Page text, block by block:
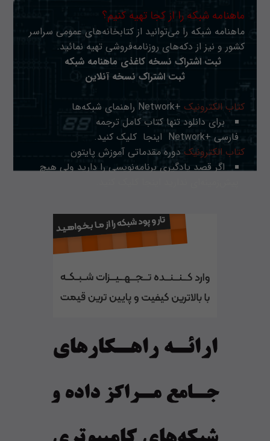
ماهنامه شبکه را از کجا تهیه کنیم؟
ماهنامه شبکه را می‌توانید از کتابخانه‌های عمومی سراسر
کشور و نیز از دکه‌های روزنامه‌فروشی تهیه نمائید.
ثبت اشتراک نسخه کاغذی ماهنامه شبکه
ثبت اشتراک نسخه آنلاین
کتاب الکترونیک +Network راهنمای شبکه‌ها
برای دانلود تنها کتاب کامل ترجمه
فارسی +Network
اینجا کلیک کنید.
کتاب الکترونیک دوره مقدماتی آموزش پایتون
اگر قصد یادگیری برنامه‌نویسی را دارید ولی هیچ